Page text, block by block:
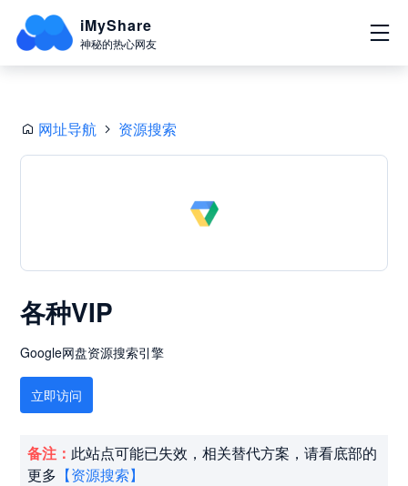
iMyShare
神秘的热心网友
网址导航 资源搜索
各种VIP
Google网盘资源搜索引擎
立即访问
备注： 此站点可能已失效，相关替代方案，请看底部的
更多 【资源搜索】